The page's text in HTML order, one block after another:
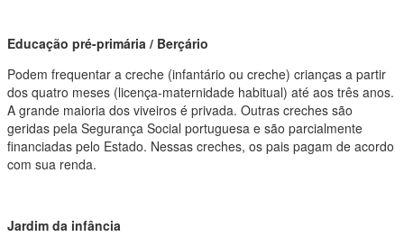
Educação pré-primária / Berçário
Podem frequentar a creche (infantário ou creche) crianças a partir
dos quatro meses (licença-maternidade habitual) até aos três anos.
A grande maioria dos viveiros é privada. Outras creches são
geridas pela Segurança Social portuguesa e são parcialmente
financiadas pelo Estado. Nessas creches, os pais pagam de acordo
com sua renda.
Jardim da infância